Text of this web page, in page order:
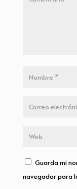
Guarda mi
navegador para